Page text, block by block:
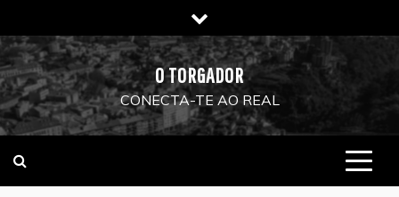
to
content
O TORGADOR
CONECTA-TE AO REAL